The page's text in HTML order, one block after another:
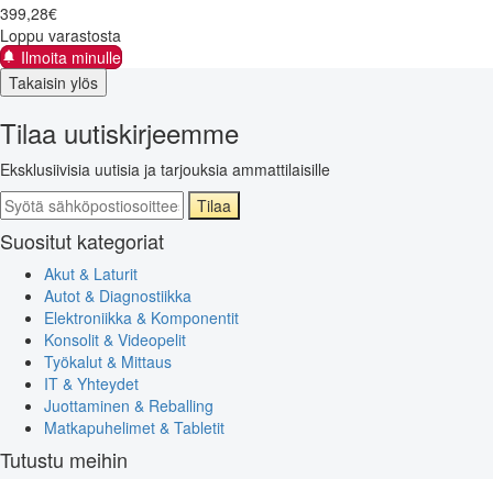
399,28€
Loppu varastosta
Ilmoita minulle
Takaisin ylös
Tilaa uutiskirjeemme
Eksklusiivisia uutisia ja tarjouksia ammattilaisille
Tilaa
Suositut kategoriat
Akut & Laturit
Autot & Diagnostiikka
Elektroniikka & Komponentit
Konsolit & Videopelit
Työkalut & Mittaus
IT & Yhteydet
Juottaminen & Reballing
Matkapuhelimet & Tabletit
Tutustu meihin